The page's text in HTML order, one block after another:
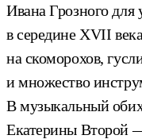
Ивана Грозного для
в середине XVII
на скоморохов,
и множество
В музыкальный
Екатерины Второй